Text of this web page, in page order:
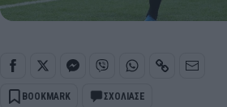
BOOKMARK ΣΧΟΛΙΑΣΕ